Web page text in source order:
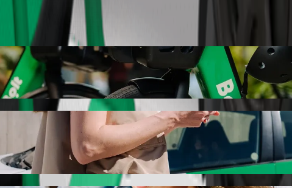
autem Bolt
vám odvoz autem Bolt. S Boltem bude tato cesta trvat přibližně 9 min